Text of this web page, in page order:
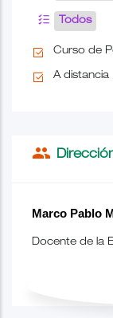
Todos
Curso de
A distancia
people
Marco Pablo
Docente de la